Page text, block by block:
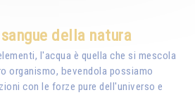
della natura
l'acqua è quella che si mescola
organismo, bevendola possiamo
con le forze pure dell'universo e